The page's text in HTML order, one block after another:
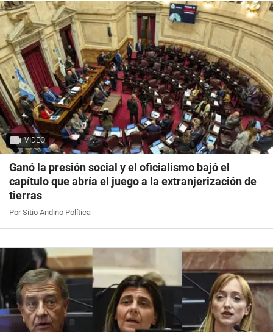
VIDEO
Ganó la presión social y el oficialismo bajó el
capítulo que abría el juego a la extranjerización de
tierras
Por Sitio Andino Política